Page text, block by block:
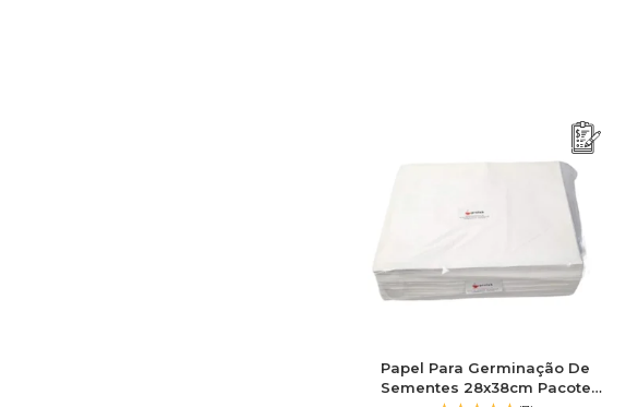
Papel Para Germinação De
Sementes 28x38cm Pacote